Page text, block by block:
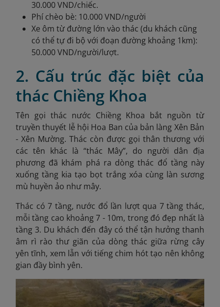
30.000 VND/chiếc.
Phí chèo bè: 10.000 VND/người
Xe ôm từ đường lớn vào thác (du khách cũng
có thể tự đi bộ với đoạn đường khoảng 1km):
50.000 VND/người/lượt.
2. Cấu trúc đặc biệt của
thác Chiềng Khoa
Tên gọi thác nước Chiềng Khoa bắt nguồn từ
truyền thuyết lễ hội Hoa Ban của bản làng Xên Bản
- Xên Mường. Thác còn được gọi thân thương với
các tên khác là “thác Mây”, do người dân địa
phương đã khám phá ra dòng thác đổ tầng này
xuống tầng kia tạo bọt trắng xóa cùng làn sương
mù huyền ảo như mây.
Thác có 7 tầng, nước đổ lần lượt qua 7 tầng thác,
mỗi tầng cao khoảng 7 - 10m, trong đó đẹp nhất là
tầng 3. Du khách đến đây có thể tận hưởng thanh
âm rì rào thư giãn của dòng thác giữa rừng cây
yên tĩnh, xem lẫn với tiếng chim hót tạo nên không
gian đầy bình yên.